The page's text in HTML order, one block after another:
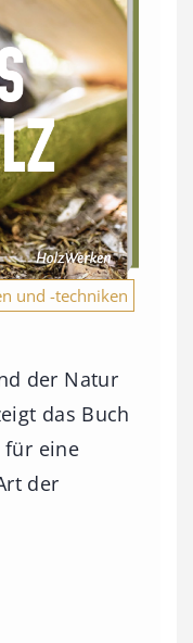
und -techniken
der Natur
das Buch
für eine
der